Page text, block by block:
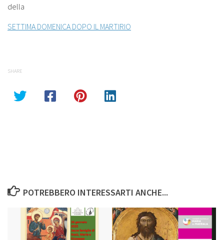
della
SETTIMA DOMENICA DOPO IL MARTIRIO
SHARE
POTREBBERO INTERESSARTI ANCHE...